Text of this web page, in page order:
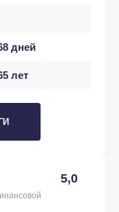
дней
лет
5,0